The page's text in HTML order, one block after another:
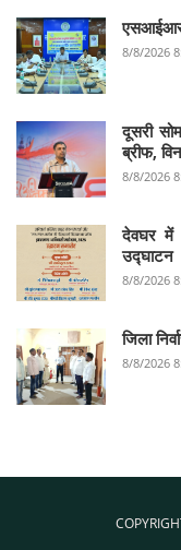
8/8/2026
दूसरी
ब्रीफ,
8/8/2026
देवघर में
उद्घाटन
8/8/2026
जिला
8/8/2026